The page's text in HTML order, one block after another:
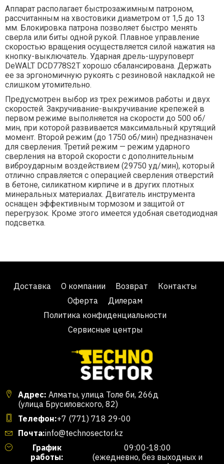
Аппарат располагает быстрозажимным патроном,
рассчитанным на хвостовики диаметром от 1,5 до 13
мм. Блокировка патрона позволяет быстро менять
сверла или биты одной рукой. Плавное управление
скоростью вращения осуществляется силой нажатия на
кнопку-выключатель. Ударная дрель-шуруповерт
DeWALT DCD778S2T хорошо сбалансирована. Держать
ее за эргономичную рукоять с резиновой накладкой не
слишком утомительно.
Предусмотрен выбор из трех режимов работы и двух
скоростей. Закручивание-выкручивание крепежей в
первом режиме выполняется на скорости до 500 об/
мин, при которой развивается максимальный крутящий
момент. Второй режим (до 1750 об/мин) предназначен
для сверления. Третий режим — режим ударного
сверления на второй скорости с дополнительным
виброударным воздействием (29750 уд/мин), который
отлично справляется с операцией сверления отверстий
в бетоне, силикатном кирпиче и в других плотных
минеральных материалах. Двигатель инструмента
оснащен эффективным тормозом и защитой от
перегрузок. Кроме этого имеется удобная светодиодная
подсветка.
Доставка О компании Возврат
Контакты
Оферта
Дилерам
Политика конфиденциальности
Сервисные центры
Адрес: Алматы, улица Толе би, 266д
(улица Брусиловского, 82)
Телефон:+7 (771) 718 29-00
Почта:info@technosector.kz
График
работы:
09:00-18:00
(ежедневно, без выходных и